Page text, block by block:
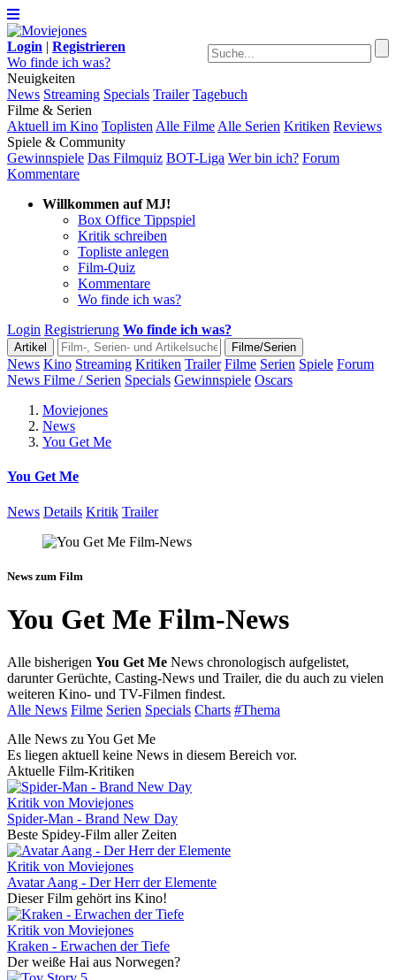
Login | Registrieren
Wo finde ich was?
Neuigkeiten
News Streaming Specials Trailer Tagebuch
Filme & Serien
Aktuell im Kino Toplisten Alle Filme Alle Serien Kritiken Reviews
Spiele & Community
Gewinnspiele Das Filmquiz BOT-Liga Wer bin ich? Forum
Kommentare
Willkommen auf MJ!
Box Office Tippspiel
Kritik schreiben
Topliste anlegen
Film-Quiz
Kommentare
Wo finde ich was?
Login Registrierung Wo finde ich was?
News Kino Streaming Kritiken Trailer Filme Serien Spiele Forum
News Filme / Serien Specials Gewinnspiele Oscars
Moviejones
News
You Get Me
You Get Me
News Details Kritik Trailer
News zum Film
You Get Me Film-News
Alle bisherigen You Get Me News chronologisch aufgelistet,
darunter Gerüchte, Casting-News und Trailer, die du auch zu vielen
weiteren Kino- und TV-Filmen findest.
Alle News Filme Serien Specials Charts #Thema
Alle News zu You Get Me
Es liegen aktuell keine News in diesem Bereich vor.
Aktuelle Film-Kritiken
Kritik von Moviejones
Spider-Man - Brand New Day
Beste Spidey-Film aller Zeiten
Kritik von Moviejones
Avatar Aang - Der Herr der Elemente
Dieser Film gehört ins Kino!
Kritik von Moviejones
Kraken - Erwachen der Tiefe
Der weiße Hai aus Norwegen?